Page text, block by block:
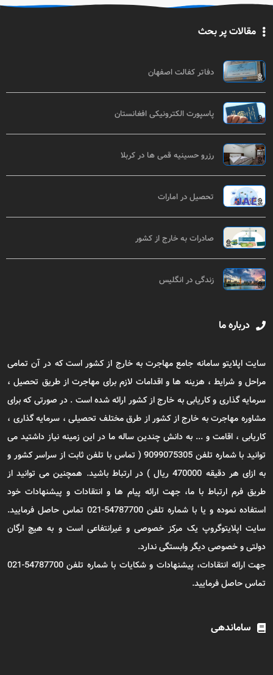
مقالات پر بحث
دفاتر کفالت اصفهان
پاسپورت الکترونیکی افغانستان
رزرو حسینیه قمی ها در کربلا
تحصیل در امارات
صادرات به خارج از کشور
زندگی در انگلیس
درباره ما
سایت اپلایتو سامانه جامع مهاجرت به خارج از کشور است که در آن تمامی
مراحل و شرایط ، هزینه ها و اقدامات لازم برای مهاجرت از طریق تحصیل ،
سرمایه گذاری و کاریابی به خارج از کشور ارائه شده است . در صورتی که برای
مشاوره مهاجرت به خارج از کشور از طرق مختلف تحصیلی ، سرمایه گذاری ،
کاریابی ، اقامت و ... به دانش چندین ساله ما در این زمینه نیاز داشتید می
توانید با شماره تلفن 9099075305 ( تماس با تلفن ثابت از سراسر کشور و
به ازای هر دقیقه 470000 ریال ) در ارتباط باشید. همچنین می توانید از
طریق فرم ارتباط با ما، جهت ارائه پیام ها و انتقادات و پیشنهادات خود
استفاده نموده و یا با شماره تلفن 54787700-021 تماس حاصل فرمایید.
سایت اپلایتوگروپ یک مرکز خصوصی و غیرانتفاعی است و به هیچ ارگان
دولتی و خصوصی دیگر وابستگی ندارد.
جهت ارائه انتقادات، پیشنهادات و شکایات با شماره تلفن 54787700-021
تماس حاصل فرمایید.
ساماندهی